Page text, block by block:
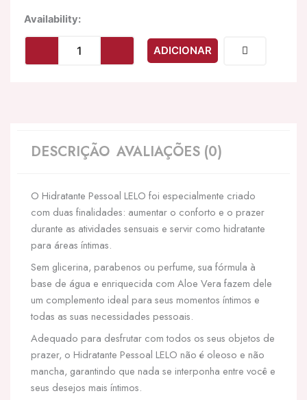
Availability:Quantidade
LELO
HIDRATANTE
150
ADICIONAR
DESCRIÇÃO AVALIAÇÕES (0)
O Hidratante Pessoal LELO foi especialmente criado
com duas finalidades: aumentar o conforto e o prazer
durante as atividades sensuais e servir como hidratante
para áreas íntimas.
Sem glicerina, parabenos ou perfume, sua fórmula à
base de água e enriquecida com Aloe Vera fazem dele
um complemento ideal para seus momentos íntimos e
todas as suas necessidades pessoais.
Adequado para desfrutar com todos os seus objetos de
prazer, o Hidratante Pessoal LELO não é oleoso e não
mancha, garantindo que nada se interponha entre você e
seus desejos mais íntimos.